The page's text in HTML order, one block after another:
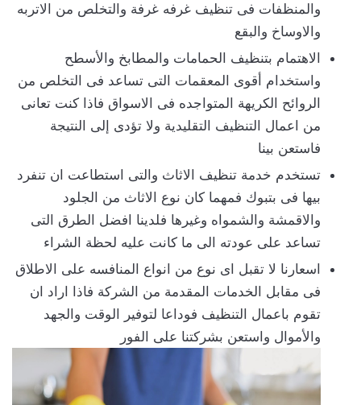
والمنظفات فى تنظيف غرفه غرفة والتخلص من الاتربه
والاوساخ والبقع
الاهتمام بتنظيف الحمامات والمطابخ والأسطح
واستخدام أقوى المعقمات التى تساعد فى التخلص من
الروائح الكريهة المتواجده فى الاسواق فاذا كنت تعانى
من اعمال التنظيف التقليدية ولا تؤدى إلى النتيجة
فاستعن بينا
تستخدم خدمة تنظيف الاثاث والتى استطاعت ان تنفرد
بيها فى بتبوك فمهما كان نوع الاثاث من الجلود
والاقمشة والشمواه وغيرها فلدينا افضل الطرق التى
تساعد على عودته الى ما كانت عليه لحظة الشراء
اسعارنا لا تقبل اى نوع من انواع المنافسه على الاطلاق
فى مقابل الخدمات المقدمة من الشركة فاذا اراد ان
تقوم باعمال التنظيف فوداعا لتوفير الوقت والجهد
والأموال واستعن بشركتنا على الفور